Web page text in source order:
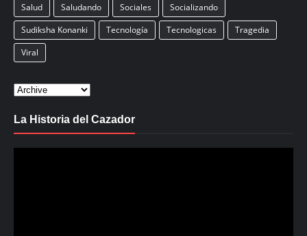
Salud
Saludando Sociales
Socializando
Sudiksha Konanki
Tecnología Tecnologicas
Tragedia
Viral
La Historia del Cazador